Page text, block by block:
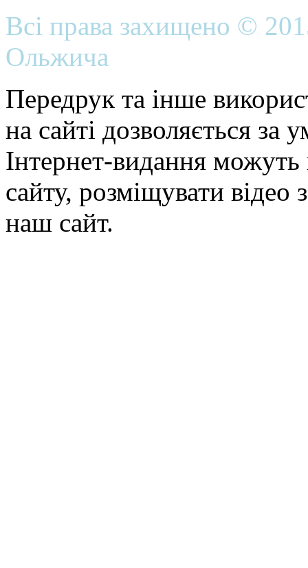
Всі права захищено ©
Ольжича
Передрук та інше
на сайті дозволяється
Інтернет-видання можуть
сайту, розміщувати відео
наш сайт.